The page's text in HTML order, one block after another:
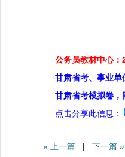
公务员教材中心
甘肃省考、事业单
甘肃省考模拟卷，
点击分享此信息：
« 上一篇 | 下一篇 »